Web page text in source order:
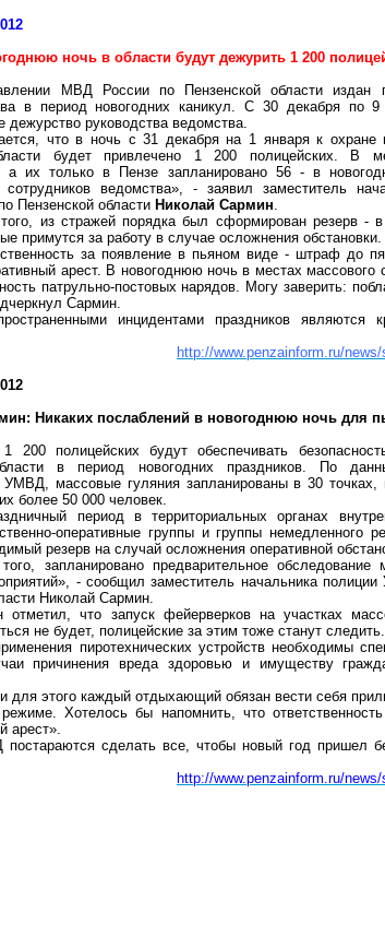
ночь в области будут дежурить 1 200
МВД России по Пензенской области издан
в период новогодних каникул. С 30 декабря по 9
дежурство руководства ведомства.
что в ночь с 31 декабря на 1 января к охране
будет привлечено 1 200 полицейских. В
а их только в Пензе запланировано 56 - в
ведомства», - заявил заместитель
Пензенской области Николай Сармин.
из стражей порядка был сформирован резерв -
примутся за работу в случае осложнения обстановки.
за появление в пьяном виде - штраф до
арест. В новогоднюю ночь в местах массового
патрульно-постовых нарядов. Могу заверить:
Сармин.
инцидентами праздников являются
http://www.penzainform.ru/
Никаких послаблений в новогоднюю ночь для
200 полицейских будут обеспечивать
в период новогодних праздников. По
УМВД, массовые гуляния запланированы в 30 точках,
более 50 000 человек.
период в территориальных органах
оперативные группы и группы немедленного
резерв на случай осложнения оперативной
запланировано предварительное обследование
- сообщил заместитель начальника
Николай Сармин.
отметил, что запуск фейерверков на участках
не будет, полицейские за этим тоже станут следить.
пиротехнических устройств необходимы
причинения вреда здоровью и имуществу
этого каждый отдыхающий обязан вести себя
Хотелось бы напомнить, что
арест».
сделать все, чтобы новый год пришел
http://www.penzainform.ru/